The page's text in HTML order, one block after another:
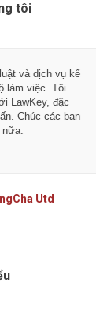
tôi
và dịch vụ kế
làm việc. Tôi
LawKey, đặc
Chúc các bạn
nữa.
Utd